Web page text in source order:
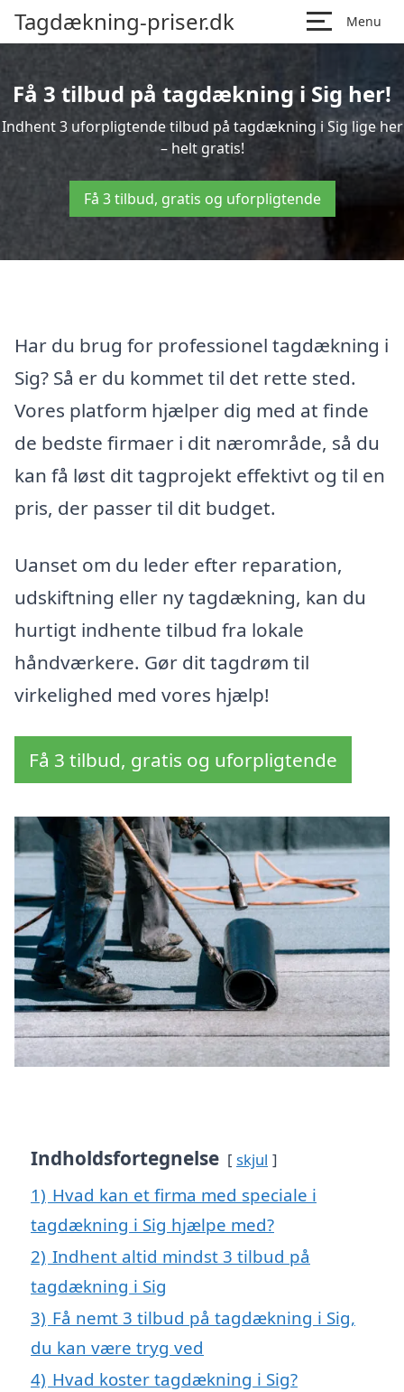
Tagdækning-priser.dk Menu
Få 3 tilbud på tagdækning i Sig her!
Indhent 3 uforpligtende tilbud på tagdækning i Sig lige her
– helt gratis!
Få 3 tilbud, gratis og uforpligtende
Har du brug for professionel tagdækning i
Sig? Så er du kommet til det rette sted.
Vores platform hjælper dig med at finde
de bedste firmaer i dit nærområde, så du
kan få løst dit tagprojekt effektivt og til en
pris, der passer til dit budget.
Uanset om du leder efter reparation,
udskiftning eller ny tagdækning, kan du
hurtigt indhente tilbud fra lokale
håndværkere. Gør dit tagdrøm til
virkelighed med vores hjælp!
Få 3 tilbud, gratis og uforpligtende
Indholdsfortegnelse skjul
1) Hvad kan et firma med speciale i
tagdækning i Sig hjælpe med?
2) Indhent altid mindst 3 tilbud på
tagdækning i Sig
3) Få nemt 3 tilbud på tagdækning i Sig,
du kan være tryg ved
4) Hvad koster tagdækning i Sig?